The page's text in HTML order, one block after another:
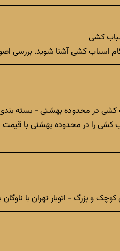
کشی
اسباب کشی آشنا شوید. بررسی
کشی در محدوده بهشتی - بسته
کشی را در محدوده بهشتی با
و بزرگ - اتوبار تهران با